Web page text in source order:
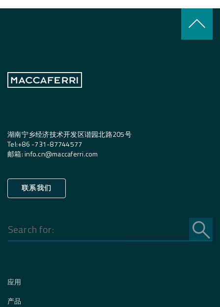
keyboard_arrow_up
湖南宁乡经济技术开发区谐园北路205号
Tel:+86 -731-87744577
邮箱:info.cn@maccaferri.com
联系我们
Search
for:
应用
产品